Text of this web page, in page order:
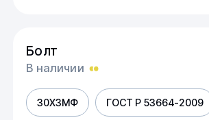
Болт
В наличии
30Х3МФ ГОСТ Р 53664-2009